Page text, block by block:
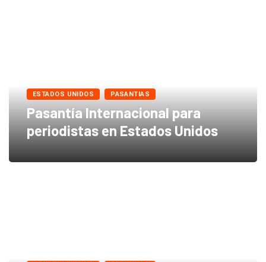
ESTADOS UNIDOS PASANTIAS
Pasantía Internacional para
periodistas en Estados Unidos